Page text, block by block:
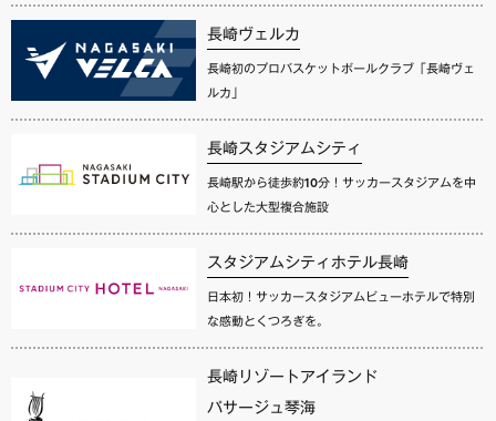
長崎ヴェルカ
長崎初のプロバスケットボールクラブ「長崎ヴェ
ルカ」
長崎スタジアムシティ
長崎駅から徒歩約10分！サッカースタジアムを中
心とした大型複合施設
スタジアムシティホテル長崎
日本初！サッカースタジアムビューホテルで特別
な感動とくつろぎを。
長崎リゾートアイランド
パサージュ琴海